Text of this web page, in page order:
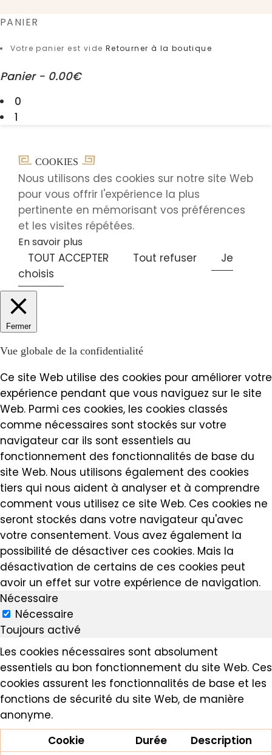
PANIER
Votre panier est vide Retourner à la boutique
Panier - 0.00€
0
1
COOKIES
Nous utilisons des cookies sur notre site Web
pour vous offrir l'expérience la plus
pertinente en mémorisant vos préférences
et les visites répétées.
En savoir plus
TOUT ACCEPTER Tout refuser
Je
choisis
Fermer
Vue globale de la confidentialité
Ce site Web utilise des cookies pour améliorer votre
expérience pendant que vous naviguez sur le site
Web. Parmi ces cookies, les cookies classés
comme nécessaires sont stockés sur votre
navigateur car ils sont essentiels au
fonctionnement des fonctionnalités de base du
site Web. Nous utilisons également des cookies
tiers qui nous aident à analyser et à comprendre
comment vous utilisez ce site Web. Ces cookies ne
seront stockés dans votre navigateur qu'avec
votre consentement. Vous avez également la
possibilité de désactiver ces cookies. Mais la
désactivation de certains de ces cookies peut
avoir un effet sur votre expérience de navigation.
Nécessaire
Nécessaire
Toujours activé
Les cookies nécessaires sont absolument
essentiels au bon fonctionnement du site Web. Ces
cookies assurent les fonctionnalités de base et les
fonctions de sécurité du site Web, de manière
anonyme.
Cookie
Durée
Description